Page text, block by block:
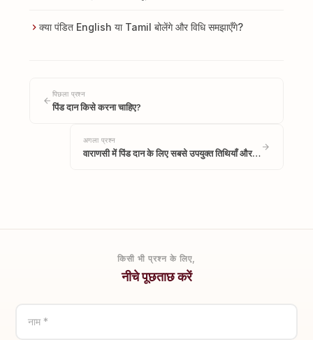
क्या पंडित English या Tamil बोलेंगे और विधि समझाएँगे?
पिछला प्रश्न
पिंड दान किसे करना चाहिए?
अगला प्रश्न
वाराणसी में पिंड दान के लिए सबसे उपयुक्त तिथियाँ और…
किसी भी प्रश्न के लिए,
नीचे पूछताछ करें
नाम *